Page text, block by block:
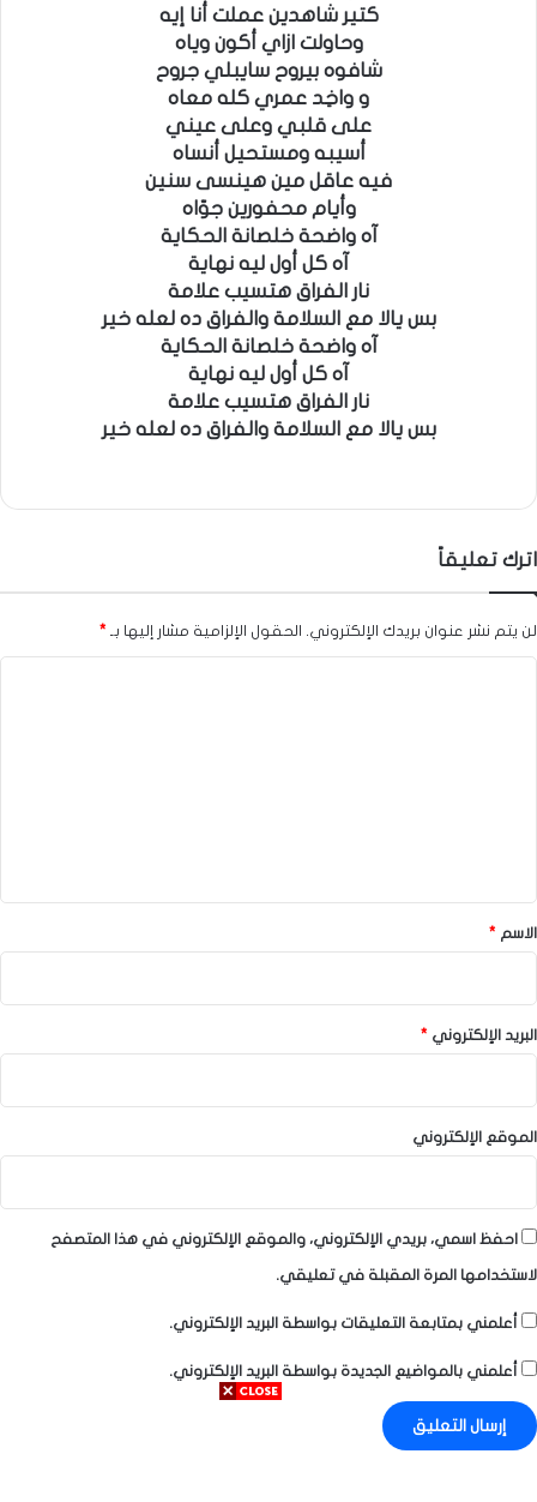
كتير شاهدين عملت أنا إيه
وحاولت ازاي أكون وياه
شافوه بيروح سايبلي جروح
و واخِد عمري كله معاه
على قلبي وعلى عيني
أسيبه ومستحيل أنساه
فيه عاقل مين هينسى سنين
وأيام محفورين جوّاه
آه واضحة خلصانة الحكاية
آه كل أول ليه نهاية
نار الفراق هتسيب علامة
بس يالا مع السلامة والفراق ده لعله خير
آه واضحة خلصانة الحكاية
آه كل أول ليه نهاية
نار الفراق هتسيب علامة
بس يالا مع السلامة والفراق ده لعله خير
اترك تعليقاً
لن يتم نشر عنوان بريدك الإلكتروني. الحقول الإلزامية مشار إليها بـ *
*الاسم *
البريد الإلكتروني *
الموقع الإلكتروني
احفظ اسمي، بريدي الإلكتروني، والموقع الإلكتروني في هذا المتصفح
لاستخدامها المرة المقبلة في تعليقي.
أعلمني بمتابعة التعليقات بواسطة البريد الإلكتروني.
أعلمني بالمواضيع الجديدة بواسطة البريد الإلكتروني.